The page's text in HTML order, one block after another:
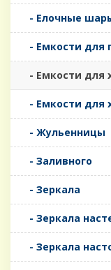
- Елочные
- Емкости для
- Емкости для
- Емкости для
- Жульенницы
- Заливного
- Зеркала
- Зеркала
- Зеркала